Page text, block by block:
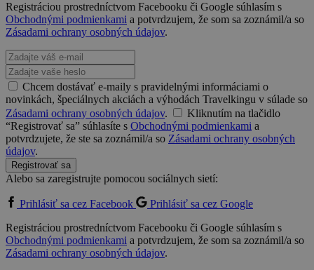
Registráciou prostredníctvom Facebooku či Google súhlasím s
Obchodnými podmienkami a potvrdzujem, že som sa zoznámil/a so
Zásadami ochrany osobných údajov.
Chcem dostávať e-maily s pravidelnými informáciami o
novinkách, špeciálnych akciách a výhodách Travelkingu v súlade so
Zásadami ochrany osobných údajov.
Kliknutím na tlačidlo
“Registrovať sa” súhlasíte s Obchodnými podmienkami a
potvrdzujete, že ste sa zoznámil/a so Zásadami ochrany osobných
údajov.
Registrovať sa
Alebo sa zaregistrujte pomocou sociálnych sietí:
Prihlásiť sa cez Facebook
Prihlásiť sa cez Google
Registráciou prostredníctvom Facebooku či Google súhlasím s
Obchodnými podmienkami a potvrdzujem, že som sa zoznámil/a so
Zásadami ochrany osobných údajov.